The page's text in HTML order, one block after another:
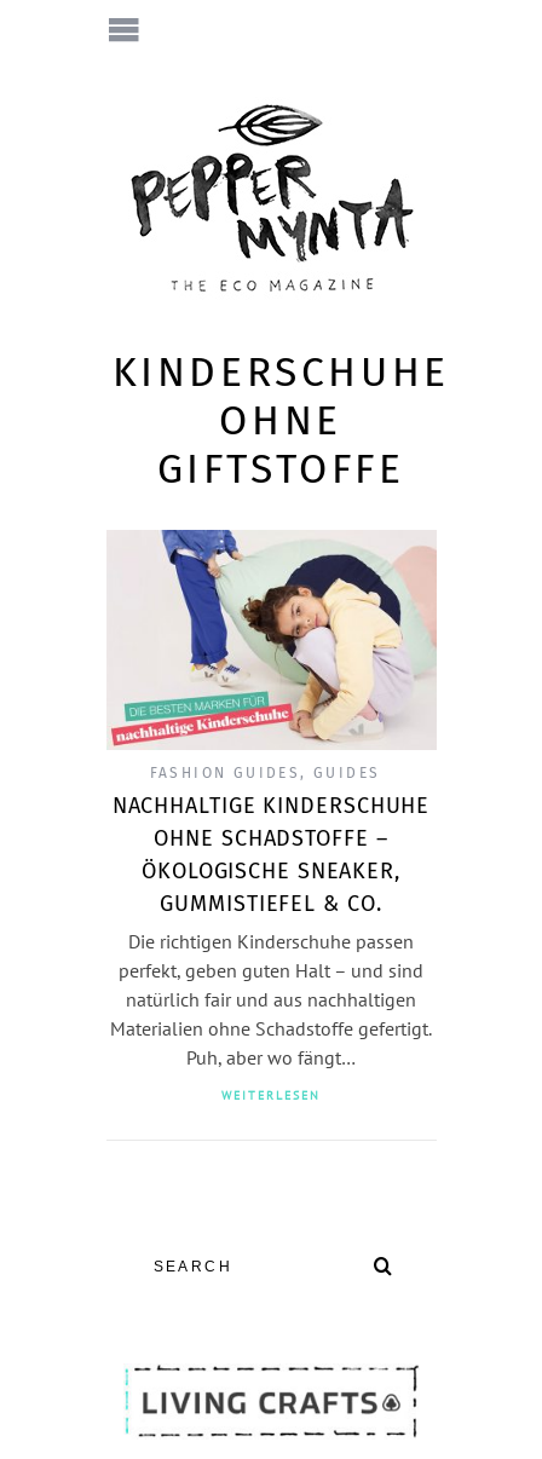
KINDERSCHUHE
OHNE
GIFTSTOFFE
FASHION GUIDES, GUIDES
NACHHALTIGE KINDERSCHUHE
OHNE SCHADSTOFFE –
ÖKOLOGISCHE SNEAKER,
GUMMISTIEFEL & CO.
Die richtigen Kinderschuhe passen
perfekt, geben guten Halt – und sind
natürlich fair und aus nachhaltigen
Materialien ohne Schadstoffe gefertigt.
Puh, aber wo fängt…
WEITERLESEN